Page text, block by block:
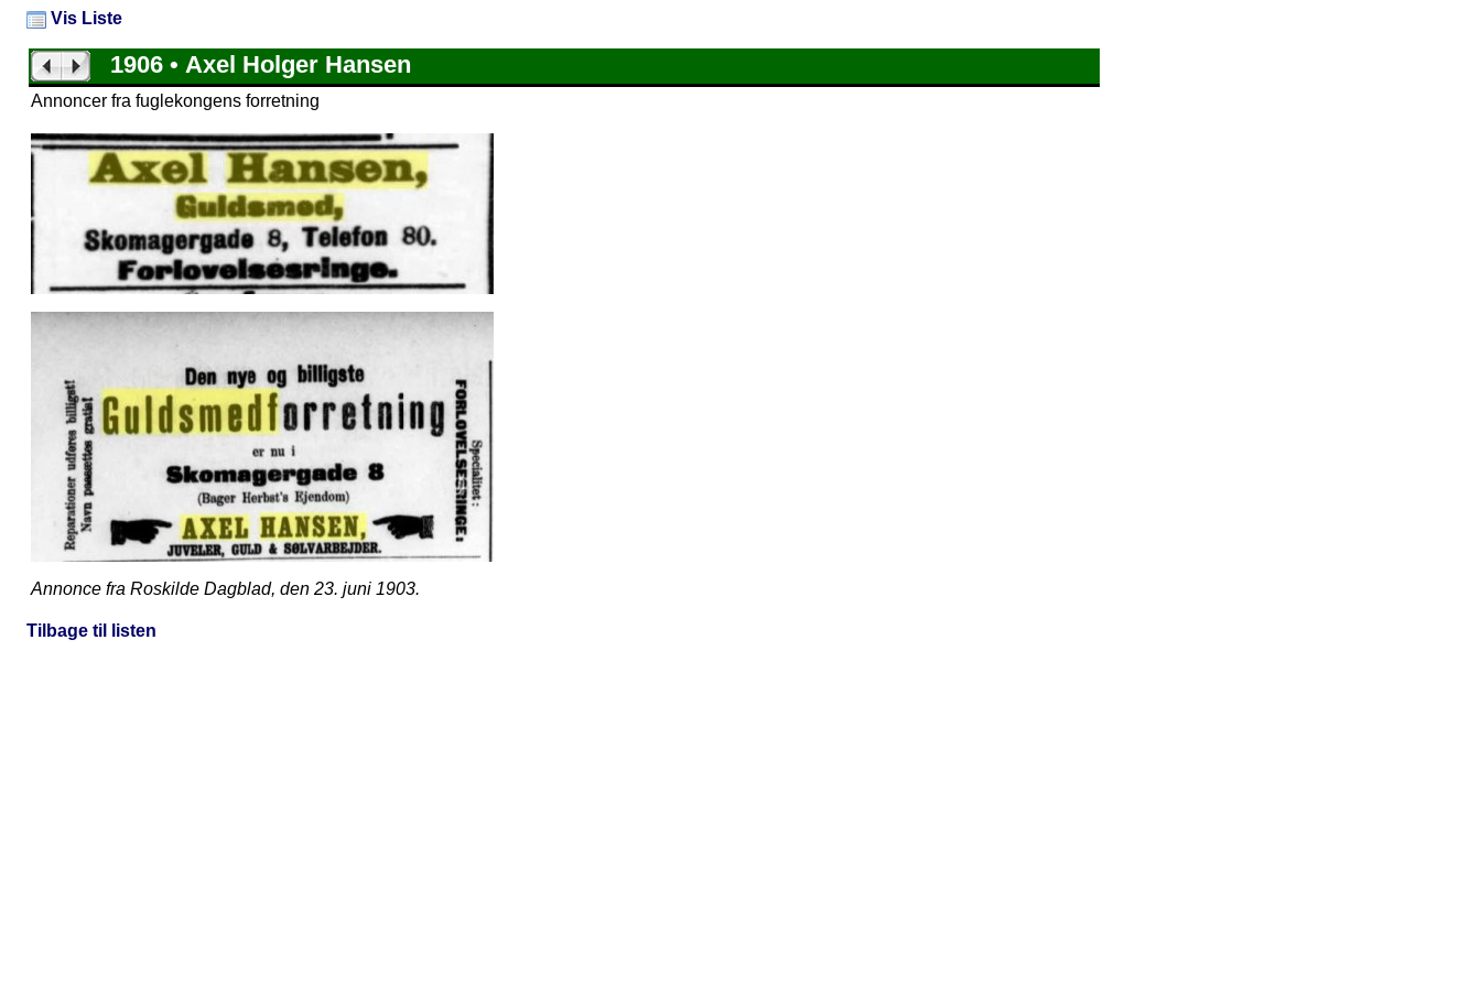
Vis Liste
1906 • Axel Holger Hansen
Annoncer fra fuglekongens forretning
Annonce fra Roskilde Dagblad, den 23. juni 1903.
Tilbage til listen